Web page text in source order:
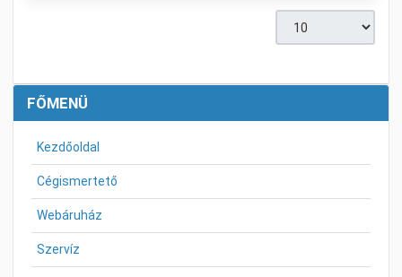
FŐMENÜ
Kezdőoldal
Cégismertető
Webáruház
Szervíz